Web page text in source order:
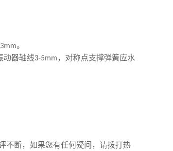
3mm。
动器轴线3-5mm ，对称点支撑弹簧应水
不断，如果您有任何疑问，请拨打热